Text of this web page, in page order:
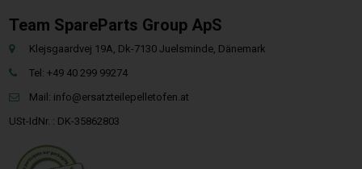
Team SpareParts Group ApS
Klejsgaardvej 19A, Dk-7130 Juelsminde, Dänemark
Tel: +49 40 299 99274
Mail: info@ersatzteilepelletofen.at
USt-IdNr. : DK-35862803